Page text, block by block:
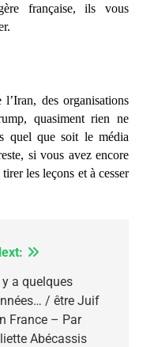
française, ils vous
des organisations
quasiment rien ne
quel que soit le média
si vous avez encore
les leçons et à cesser
y a quelques
/ être Juif
France – Par
Abécassis